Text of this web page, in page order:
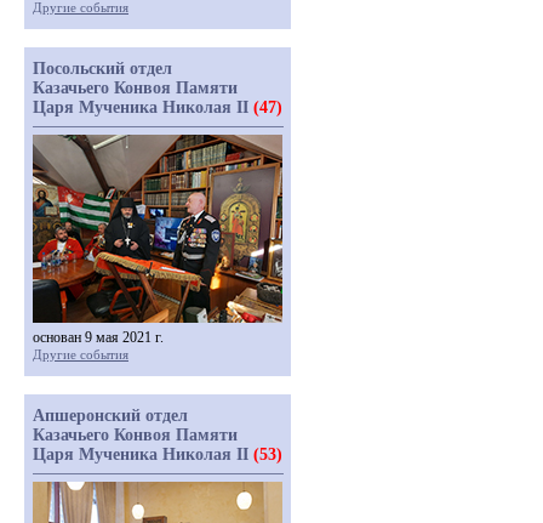
Другие события
Посольский отдел
Казачьего Конвоя Памяти
Царя Мученика Николая II (47)
основан 9 мая 2021 г.
Другие события
Апшеронский отдел
Казачьего Конвоя Памяти
Царя Мученика Николая II (53)